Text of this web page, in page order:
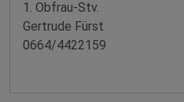
1. Obfrau-Stv.
Gertrude Fürst
0664/4422159